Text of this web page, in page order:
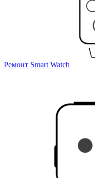
Ремонт Smart Watch